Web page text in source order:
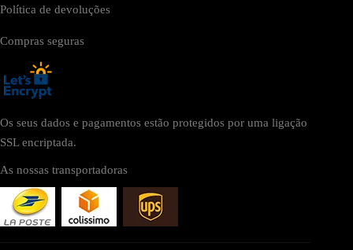
Política de devoluções
Compras seguras
Os seus dados e pagamentos estão protegidos por uma ligação
SSL encriptada.
As nossas transportadoras